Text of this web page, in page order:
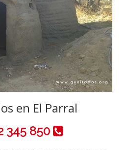
en El Parral
345 850